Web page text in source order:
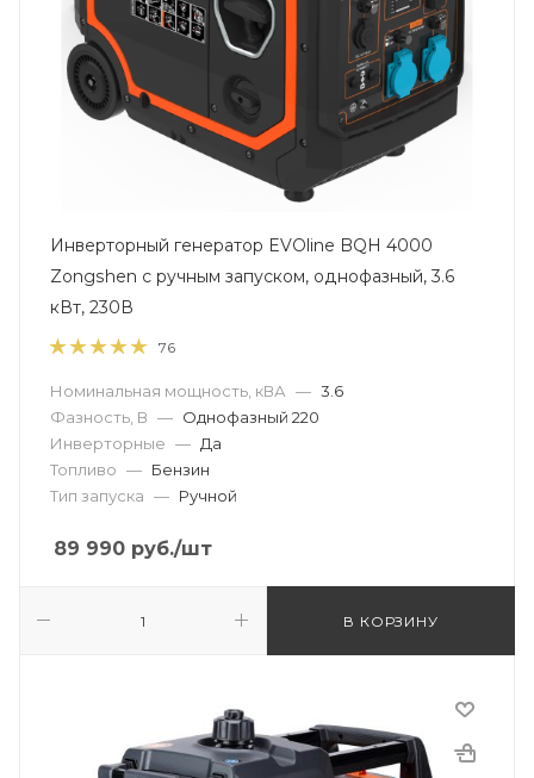
Инверторный генератор EVOline BQH 4000
Zongshen с ручным запуском, однофазный, 3.6
кВт, 230В
76
Номинальная мощность, кВА — 3.6
Фазность, В — Однофазный 220
Инверторные — Да
Топливо — Бензин
Тип запуска — Ручной
89 990 руб./шт
В КОРЗИНУ